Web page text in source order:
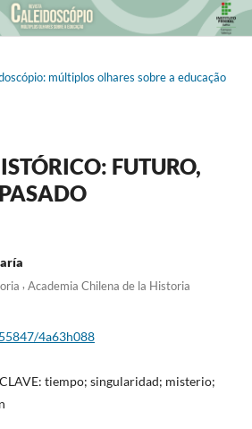
múltiplos olhares sobre a educação
FUTURO,
, Academia Chilena de la Historia
4a63h088
tiempo; singularidad; misterio;